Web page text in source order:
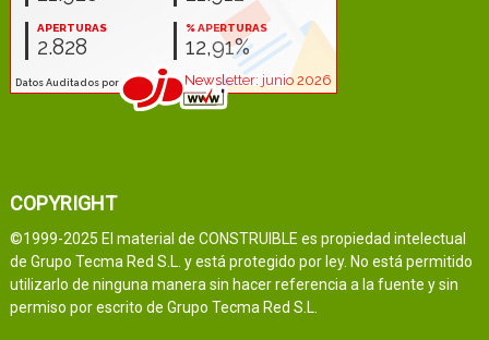
COPYRIGHT
©1999-2025 El material de CONSTRUIBLE es propiedad intelectual
de Grupo Tecma Red S.L. y está protegido por ley. No está permitido
utilizarlo de ninguna manera sin hacer referencia a la fuente y sin
permiso por escrito de Grupo Tecma Red S.L.